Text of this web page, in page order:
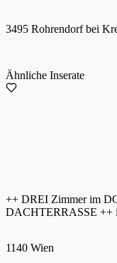
3495 Rohrendorf bei
Ähnliche Inserate
++ DREI Zimmer im
DACHTERRASSE ++
1140 Wien